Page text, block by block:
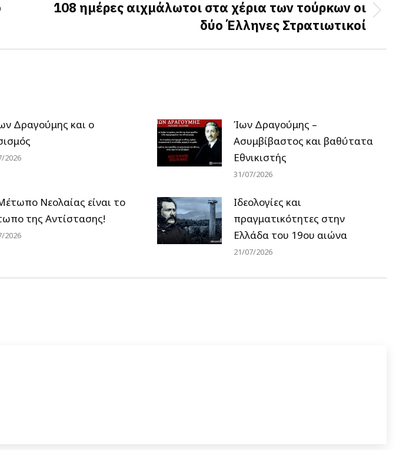
Next
108 ημέρες αιχμάλωτοι στα χέρια των τούρκων οι
δύο Έλληνες Στρατιωτικοί
Δραγούμης και ο
2026
Ίων Δραγούμης –
Ασυμβίβαστος και βαθύτατα
Εθνικιστής
31/07/2026
Νεολαίας είναι το
της Αντίστασης!
2026
Ιδεολογίες και
πραγματικότητες στην
Ελλάδα του 19ου αιώνα
21/07/2026